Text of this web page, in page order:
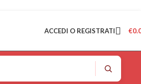
ACCEDI O REGISTRATI €